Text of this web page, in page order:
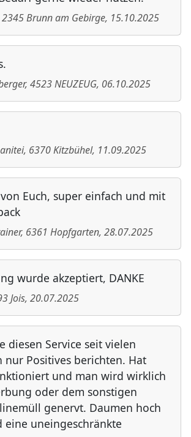
2345Brunn am Gebirge, 15.10.2025
, 4523NEUZEUG, 06.10.2025
, 6370Kitzbühel, 11.09.2025
von Euch, super einfach und mit
, 6361 Hopfgarten, 28.07.2025
wurde akzeptiert, DANKE
Jois, 20.07.2025
diesen Service seit vielen
nur Positives berichten. Hat
und man wird wirklich
oder dem sonstigen
genervt. Daumen hoch
eine uneingeschränkte